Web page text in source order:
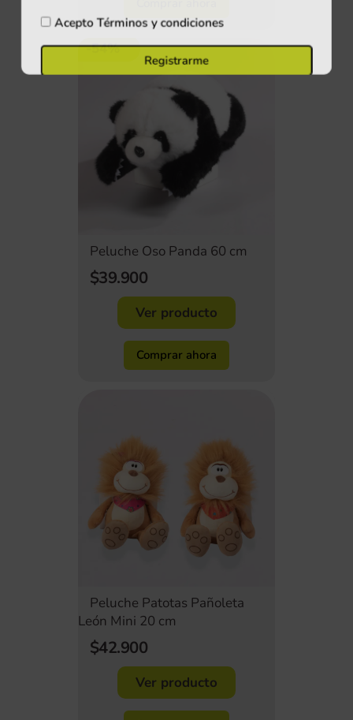
-54%
Peluche Oso Panda 60 cm
$39.900
Ver producto
Comprar ahora
Peluche Patotas Pañoleta
León Mini 20 cm
$42.900
Ver producto
AceptoTérminos y condiciones
Registrarme